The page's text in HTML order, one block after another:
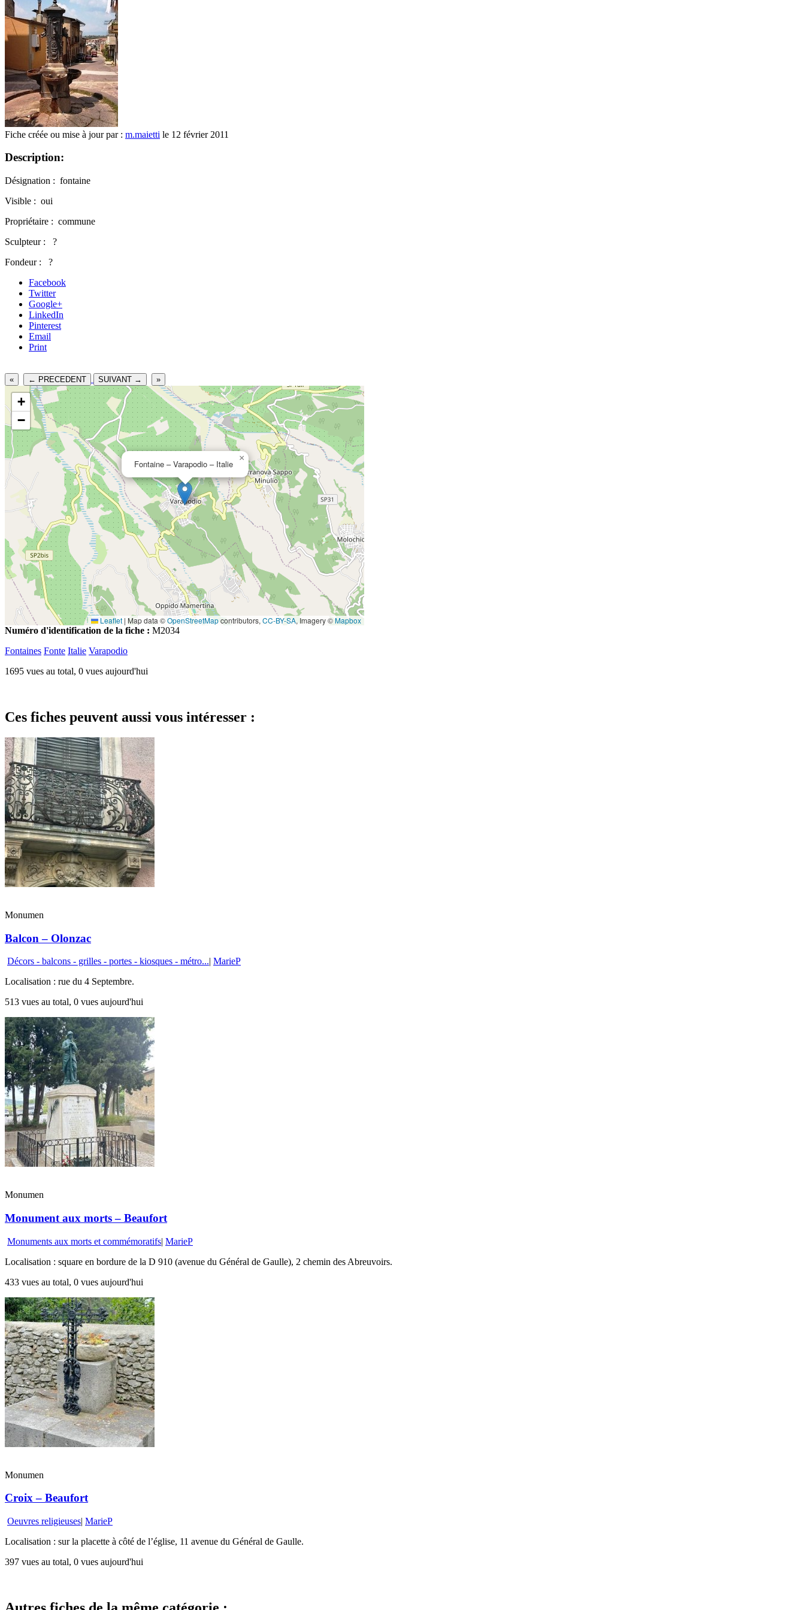
Fiche créée ou mise à jour par : m.maietti le 12 février 2011
Description:
Désignation : fontaine
Visible : oui
Propriétaire : commune
Sculpteur : ?
Fondeur : ?
Facebook
Twitter
Google+
LinkedIn
Pinterest
Email
Print
« ← PRECEDENT SUIVANT → »
Fontaine – Varapodio – Italie
×
+
−
Leaflet | Map data ©OpenStreetMapcontributors, CC-BY-SA, Imagery ©Mapbox
Numéro d'identification de la fiche : M2034
Fontaines Fonte Italie Varapodio
1695 vues au total, 0 vues aujourd'hui
Ces fiches peuvent aussi vous intéresser :
Monumen
Balcon – Olonzac
Décors - balcons - grilles - portes - kiosques - métro...| MarieP
Localisation : rue du 4 Septembre.
513 vues au total, 0 vues aujourd'hui
Monumen
Monument aux morts – Beaufort
Monuments aux morts et commémoratifs| MarieP
Localisation : square en bordure de la D 910 (avenue du Général de Gaulle), 2 chemin des Abreuvoirs.
433 vues au total, 0 vues aujourd'hui
Monumen
Croix – Beaufort
Oeuvres religieuses| MarieP
Localisation : sur la placette à côté de l’église, 11 avenue du Général de Gaulle.
397 vues au total, 0 vues aujourd'hui